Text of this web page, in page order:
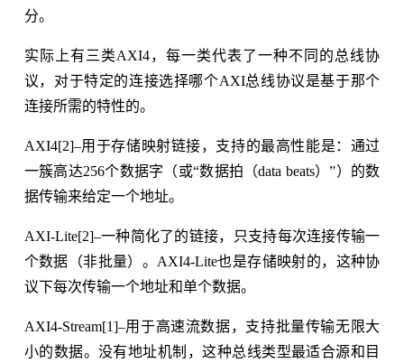
分。
实际上有三类AXI4，每一类代表了一种不同的总线协
议，对于特定的连接选择哪个AXI总线协议是基于那个
连接所需的特性的。
AXI4[2]–用于存储映射链接，支持的最高性能是：通过
一簇高达256个数据字（或“数据拍（data beats）”）的数
据传输来给定一个地址。
AXI-Lite[2]–一种简化了的链接，只支持每次连接传输一
个数据（非批量）。AXI4-Lite也是存储映射的，这种协
议下每次传输一个地址和单个数据。
AXI4-Stream[1]–用于高速流数据，支持批量传输无限大
小的数据。没有地址机制，这种总线类型最适合源和目